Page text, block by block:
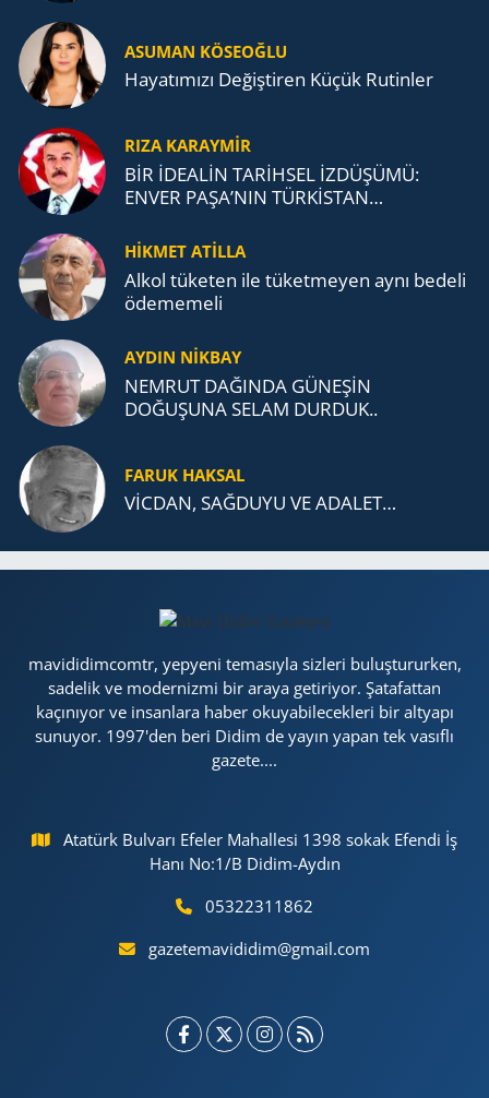
ASUMAN KÖSEOĞLU
Ha­ya­tı­mı­zı De­ğiş­ti­ren Küçük Ru­tin­ler
RIZA KARAYMIR
BİR İDEALİN TARİHSEL İZDÜŞÜMÜ:
ENVER PAŞA’NIN TÜRKİSTAN
TEŞKİLATI’NA UZANAN MİRASI
HİKMET ATİLLA
Alkol tü­ke­ten ile tü­ket­me­yen aynı be­de­li
öde­me­me­li
AYDIN NİKBAY
NEMRUT DAĞINDA GÜNEŞİN
DOĞUŞUNA SELAM DURDUK..
FARUK HAKSAL
VİCDAN, SAĞ­DU­YU VE ADA­LET…
mavididimcomtr, yepyeni temasıyla sizleri buluştururken,
sadelik ve modernizmi bir araya getiriyor. Şatafattan
kaçınıyor ve insanlara haber okuyabilecekleri bir altyapı
sunuyor. 1997'den beri Didim de yayın yapan tek vasıflı
gazete....
Atatürk Bulvarı Efeler Mahallesi 1398 sokak Efendi İş
Hanı No:1/B Didim-Aydın
05322311862
gazetemavididim@gmail.com